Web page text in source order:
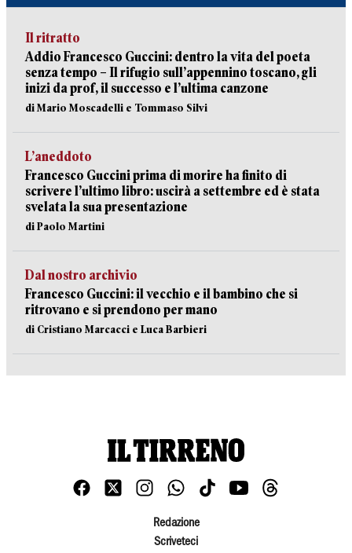
Il ritratto
Addio Francesco Guccini: dentro la vita del poeta
senza tempo – Il rifugio sull’appennino toscano, gli
inizi da prof, il successo e l’ultima canzone
di Mario Moscadelli e Tommaso Silvi
L’aneddoto
Francesco Guccini prima di morire ha finito di
scrivere l’ultimo libro: uscirà a settembre ed è stata
svelata la sua presentazione
di Paolo Martini
Dal nostro archivio
Francesco Guccini: il vecchio e il bambino che si
ritrovano e si prendono per mano
di Cristiano Marcacci e Luca Barbieri
Redazione
Scriveteci